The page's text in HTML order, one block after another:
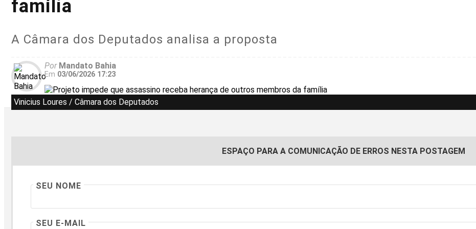
família
A Câmara dos Deputados analisa a proposta
PorMandato Bahia
Em 03/06/2026 17:23
Vinicius Loures / Câmara dos Deputados
ESPAÇO PARA A COMUNICAÇÃO DE ERROS NESTA POSTAGEM
SEU NOME
SEU E-MAIL